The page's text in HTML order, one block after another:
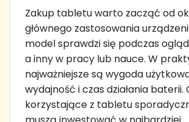
Zakup tabletu warto zacząć od
głównego zastosowania
model sprawdzi się podczas
a inny w pracy lub nauce. W
najważniejsze są wygoda
wydajność i czas działania baterii.
korzystające z tabletu